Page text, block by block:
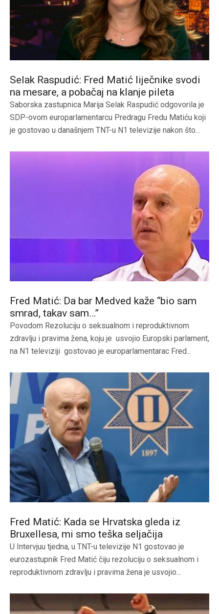
Selak Raspudić: Fred Matić liječnike svodi
na mesare, a pobačaj na klanje pileta
Saborska zastupnica Marija Selak Raspudić odgovorila je
SDP-ovom europarlamentarcu Predragu Fredu Matiću koji
je gostovao u današnjem TNT-u N1 televizije nakon što...
Fred Matić: Da bar Medved kaže “bio sam
smrad, takav sam…”
Povodom Rezoluciju o seksualnom i reproduktivnom
zdravlju i pravima žena, koju je usvojio Europski parlament,
na N1 televiziji gostovao je europarlamentarac Fred...
Fred Matić: Kada se Hrvatska gleda iz
Bruxellesa, mi smo teška seljačija
U Intervjuu tjedna, u TNT-u televizije N1 gostovao je
eurozastupnik Fred Matić čiju rezoluciju o seksualnom i
reproduktivnom zdravlju i pravima žena je usvojio...